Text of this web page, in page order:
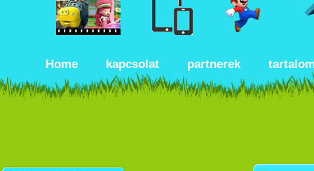
Home kapcsolat partnerek